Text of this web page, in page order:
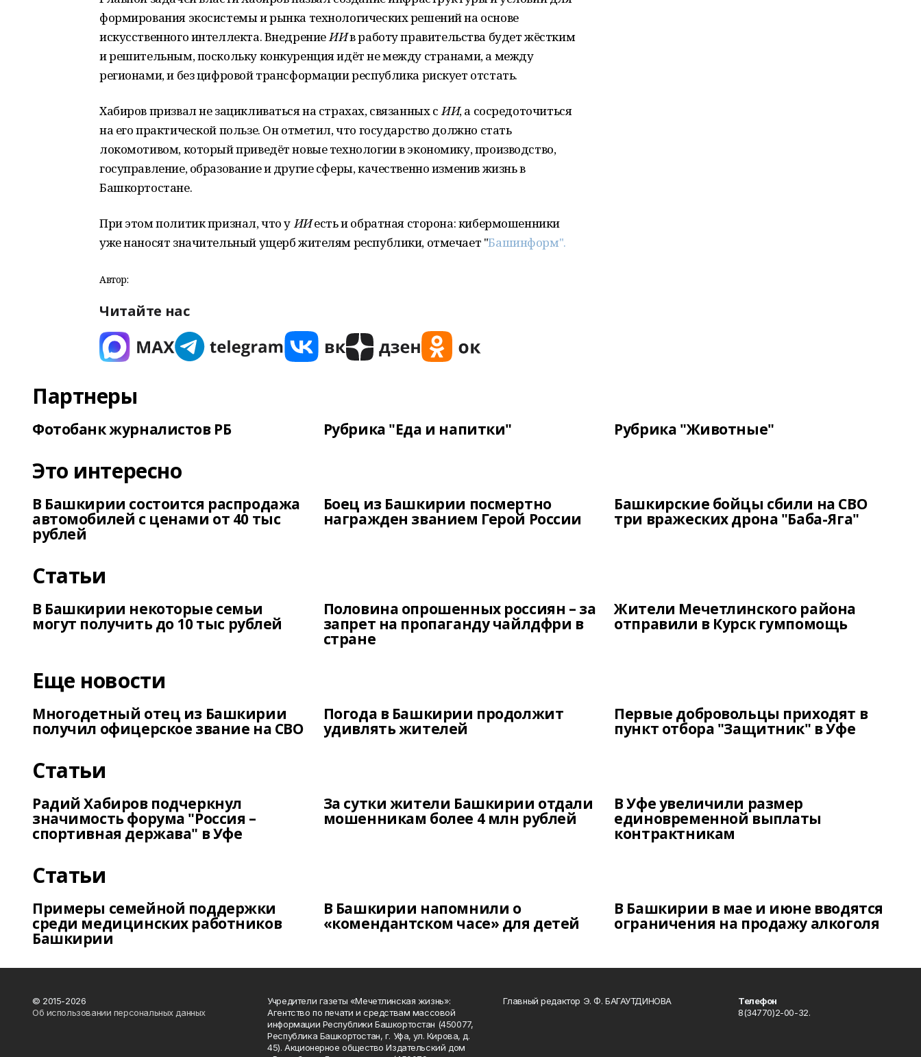
формирования экосистемы и рынка технологических решений на основе
искусственного интеллекта. ВнедрениеИИв работу правительства будет жёстким
и решительным, поскольку конкуренция идёт не между странами, а между
регионами, и без цифровой трансформации республика рискует отстать.
Хабиров призвал не зацикливаться на страхах, связанных сИИ, а сосредоточиться
на его практической пользе. Он отметил, что государство должно стать
локомотивом, который приведёт новые технологии в экономику, производство,
госуправление, образование и другие сферы, качественно изменив жизнь в
Башкортостане.
При этом политик признал, что уИИесть и обратная сторона: кибермошенники
уже наносят значительный ущерб жителям республики, отмечает "Башинформ".
Автор:
Читайте нас
Партнеры
Фотобанк журналистов РБ Рубрика "Еда и напитки" Рубрика "Животные"
Это интересно
В Башкирии состоится распродажа
автомобилей с ценами от 40 тыс
рублей
Боец из Башкирии посмертно
награжден званием Герой России
Башкирские бойцы сбили на СВО
три вражеских дрона "Баба-Яга"
Статьи
В Башкирии некоторые семьи
могут получить до 10 тыс рублей
Половина опрошенных россиян – за
запрет на пропаганду чайлдфри в
стране
Жители Мечетлинского района
отправили в Курск гумпомощь
Еще новости
Многодетный отец из Башкирии
получил офицерское звание на СВО
Погода в Башкирии продолжит
удивлять жителей
Первые добровольцы приходят в
пункт отбора "Защитник" в Уфе
Статьи
Радий Хабиров подчеркнул
значимость форума "Россия –
спортивная держава" в Уфе
За сутки жители Башкирии отдали
мошенникам более 4 млн рублей
В Уфе увеличили размер
единовременной выплаты
контрактникам
Статьи
Примеры семейной поддержки
среди медицинских работников
Башкирии
В Башкирии напомнили о
«комендантском часе» для детей
В Башкирии в мае и июне вводятся
ограничения на продажу алкоголя
© 2015-2026
Об использовании персональных данных
Учредители газеты «Мечетлинская жизнь»:
Агентство по печати и средствам массовой
информации Республики Башкортостан (450077,
Республика Башкортостан, г. Уфа, ул. Кирова, д.
45). Акционерное общество Издательский дом
Главный редактор Э. Ф. БАГАУТДИНОВА
Телефон
8(34770)2-00-32.